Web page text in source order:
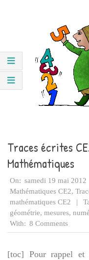
Traces écrites
Mathématiques
2012-
05-
19
On: samedi 19 mai 2012
Mathématiques CE2,
mathématiques CE2
géométrie, mesures,
With: 8 Comments
[toc] Pour rappel